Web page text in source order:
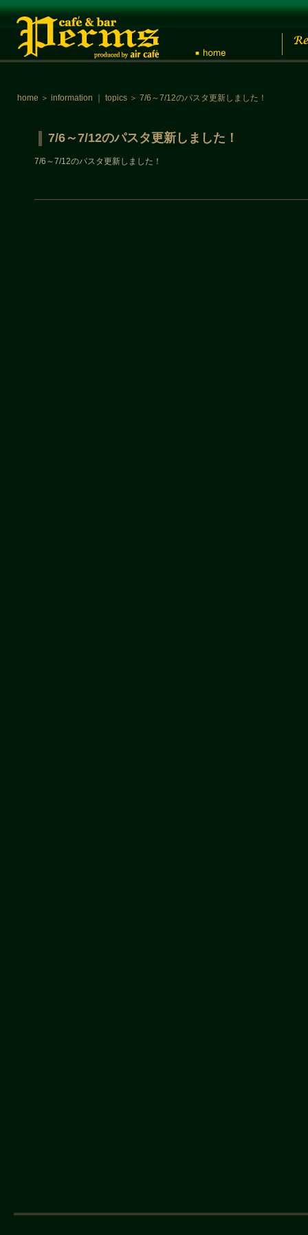
home ＞ information topics ＞ 7/6～7/12のパスタ更新しました！
7/6～7/12のパスタ更新しました！
7/6～7/12のパスタ更新しました！